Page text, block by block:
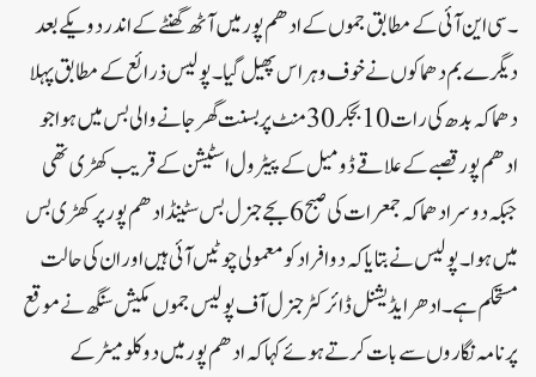
۔ سی این آئی کے مطابق جموں کے ادھم پور میں آٹھ گھنٹے کے اندر دو یکے بعد
دیگرے بم دھماکوں نے خوف و ہراس پھیل گیا ۔ پولیس ذرائع کے مطابق پہلا
دھماکہ بدھ کی رات 10بجکر 30منٹ پر بسنت گھر جانے والی بس میں ہوا جو
ادھم پور قصبے کے علاقے ڈومیل کے پیٹرول اسٹیشن کے قریب کھڑی تھی
جبکہ دوسرا دھماکہ جمعرات کی صبح 6 بجے جنرل بس سٹینڈ ادھم پور پر کھڑی بس
میں ہوا۔پولیس نے بتایا کہ دو افراد کو معمولی چوٹیں آئی ہیں اور ان کی حالت
مستحکم ہے۔ادھر ایڈیشنل ڈائرکٹر جنرل آف پولیس جموں مکیش سنگھ نے موقع
پر نامہ نگاروں سے بات کرتے ہوئے کہا کہ ادھم پور میں دو کلو میٹر کے